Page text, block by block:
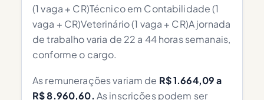
(1 vaga + CR)Técnico em Contabilidade (1
vaga + CR)Veterinário (1 vaga + CR)A jornada
de trabalho varia de 22 a 44 horas semanais,
conforme o cargo.
As remunerações variam de R$ 1.664,09 a
R$ 8.960,60. As inscrições podem ser